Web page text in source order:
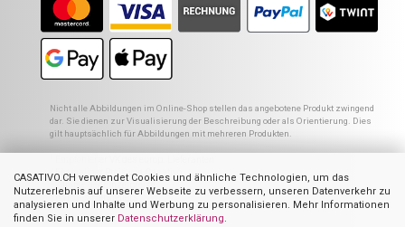
CASATIVO.CH verwendet Cookies und ähnliche Technologien, um das
Nutzererlebnis auf unserer Webseite zu verbessern, unseren Datenverkehr zu
analysieren und Inhalte und Werbung zu personalisieren. Mehr Informationen
finden Sie in unserer Datenschutzerklärung.
Nicht alle Abbildungen im Online-Shop stellen das angebotene Produkt zwingend
dar. Sie dienen zur Visualisierung der Beschreibung oder als Orientierung. Dies
gilt hauptsächlich für Abbildungen mit mehreren Produkten.
Ehemaliger Preis von Casativo
3 Summe der Einzelpreise
4 UVP des Herstellers